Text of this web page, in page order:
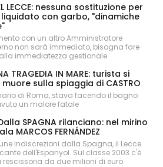
LECCE: nessuna sostituzione per
liquidato con garbo, "dinamiche
con un altro Amministratore
non sarà immediato, bisogna fare
immediatezza gestionale
TRAGEDIA IN MARE: turista si
sulla spiaggia di CASTRO
di Roma, stava facendo il bagno
un malore fatale
SPAGNA rilanciano: nel mirino
MARCOS FERNÁNDEZ
indiscrezioni dalla Spagna, il Lecce
dell'Espanyol. Sul classe 2003 c'è
da due milioni di euro.